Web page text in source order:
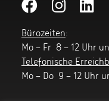
Bürozeiten:
Mo – Fr 8 – 12 Uhr
Telefonische
Mo – Do 9 – 12 Uhr